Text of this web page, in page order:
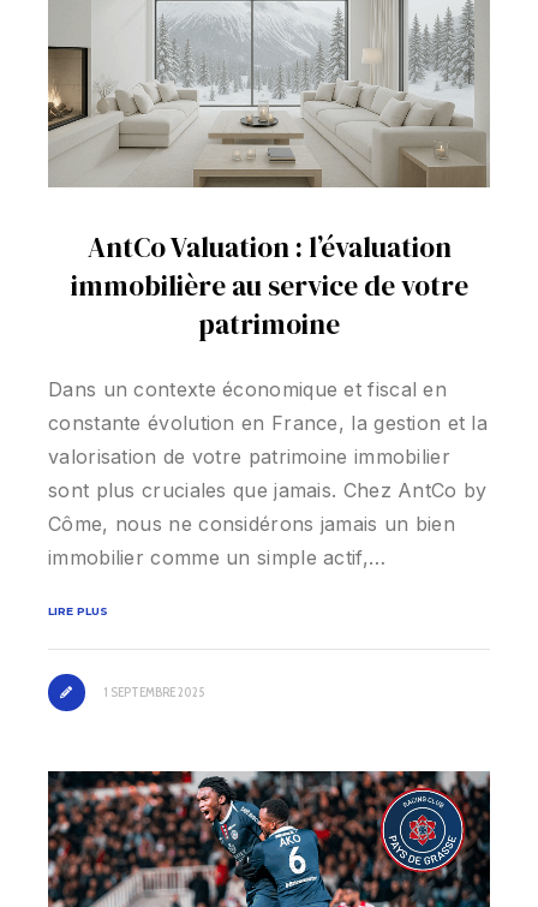
AntCo Valuation : l’évaluation
immobilière au service de votre
patrimoine
Dans un contexte économique et fiscal en
constante évolution en France, la gestion et la
valorisation de votre patrimoine immobilier
sont plus cruciales que jamais. Chez AntCo by
Côme, nous ne considérons jamais un bien
immobilier comme un simple actif,…
LIRE PLUS
1 SEPTEMBRE 2025